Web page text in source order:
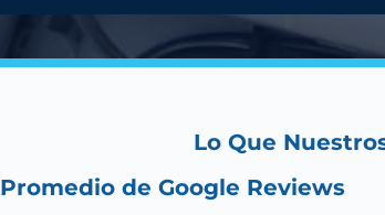
Lo Que
Promedio de Google Reviews